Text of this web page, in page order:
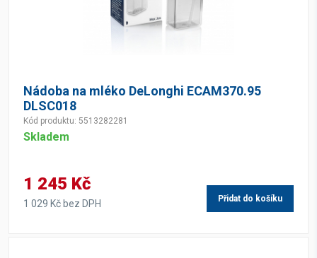
Nádoba na mléko DeLonghi ECAM370.95
DLSC018
Kód produktu: 5513282281
Skladem
1 245 Kč
1 029 Kč bez DPH Přidat do košíku